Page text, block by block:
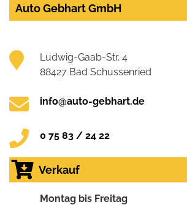
Auto Gebhart GmbH
Ludwig-Gaab-Str. 4
88427 Bad Schussenried
info@auto-gebhart.de
0 75 83 / 24 22
Verkauf
Montag bis Freitag